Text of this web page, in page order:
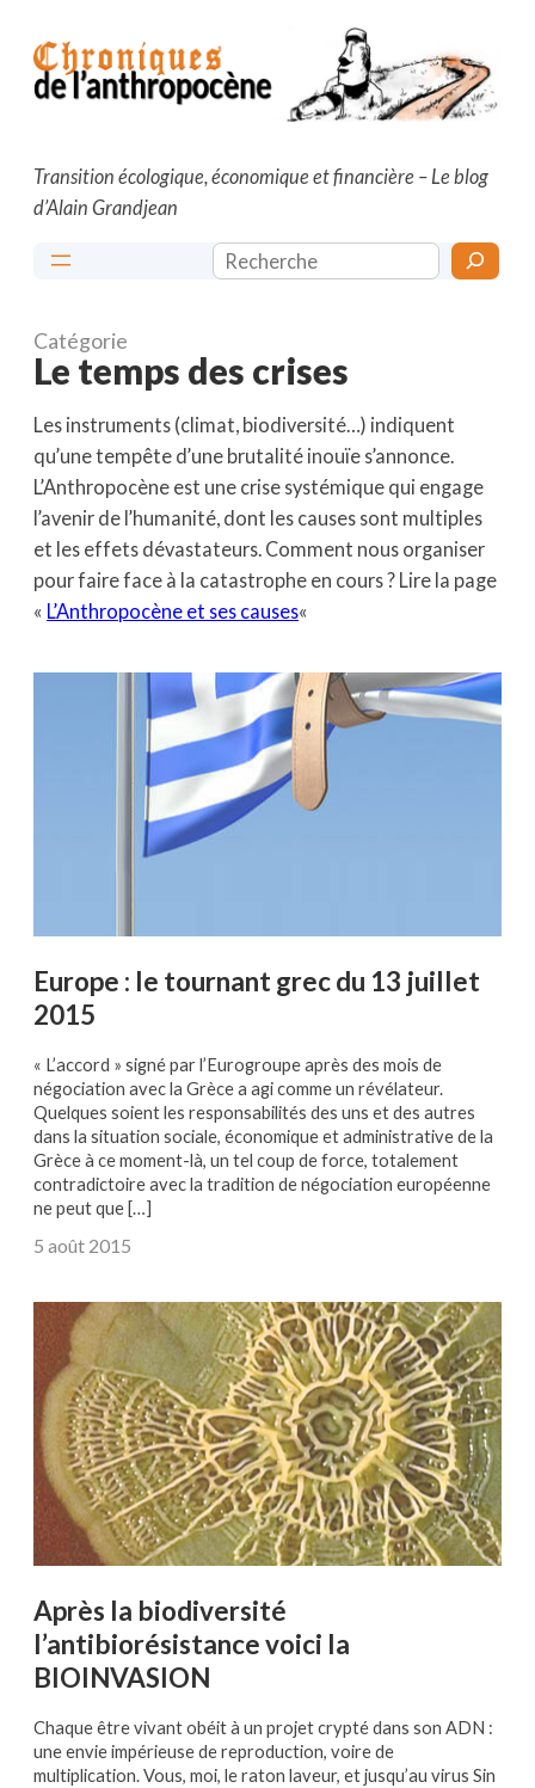
contenu
Transition écologique, économique et financière – Le blog
d’Alain Grandjean
Rechercher
Catégorie
Le temps des crises
Les instruments (climat, biodiversité…) indiquent
qu’une tempête d’une brutalité inouïe s’annonce.
L’Anthropocène est une crise systémique qui engage
l’avenir de l’humanité, dont les causes sont multiples
et les effets dévastateurs. Comment nous organiser
pour faire face à la catastrophe en cours ? Lire la page
« L’Anthropocène et ses causes«
Europe : le tournant grec du 13 juillet
2015
« L’accord » signé par l’Eurogroupe après des mois de
négociation avec la Grèce a agi comme un révélateur.
Quelques soient les responsabilités des uns et des autres
dans la situation sociale, économique et administrative de la
Grèce à ce moment-là, un tel coup de force, totalement
contradictoire avec la tradition de négociation européenne
ne peut que […]
5 août 2015
Après la biodiversité
l’antibiorésistance voici la
BIOINVASION
Chaque être vivant obéit à un projet crypté dans son ADN :
une envie impérieuse de reproduction, voire de
multiplication. Vous, moi, le raton laveur, et jusqu’au virus Sin